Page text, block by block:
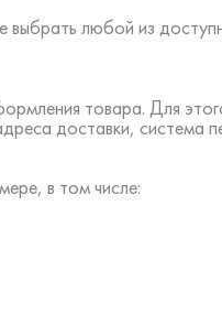
выбрать любой из
товара. Для
доставки,
в том числе: